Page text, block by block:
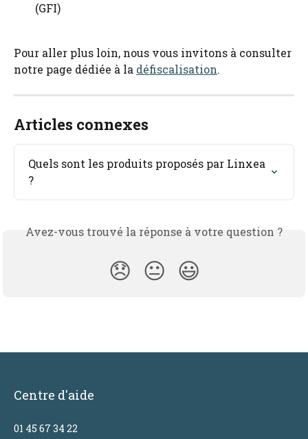
(GFI)
Pour aller plus loin, nous vous invitons à consulter
notre page dédiée à la défiscalisation.
Articles connexes
Quels sont les produits proposés par Linxea
?
Avez-vous trouvé la réponse à votre question ?
😞 😐 😃
Centre d'aide
01 45 67 34 22